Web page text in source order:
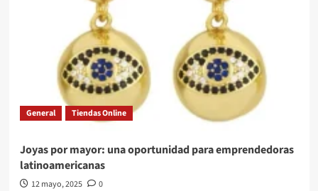
General Tiendas Online
Joyas por mayor: una oportunidad para emprendedoras
latinoamericanas
12 mayo, 2025 0